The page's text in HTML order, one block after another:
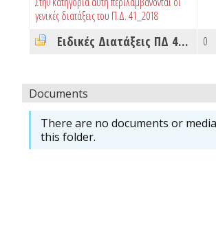
γενικές διατάξεις του Π.Δ. 41_2018
Ειδικές Διατάξεις ΠΔ 41_2018 0
Documents
There are no documents or
this folder.